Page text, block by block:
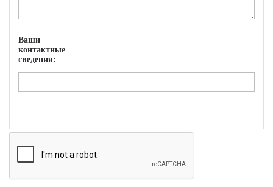
Ваши
контактные
сведения: